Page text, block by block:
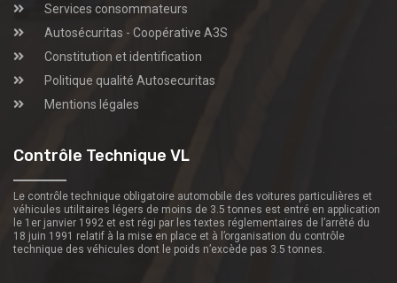
Services consommateurs
Autosécuritas - Coopérative A3S
Constitution et identification
Politique qualité Autosecuritas
Mentions légales
Contrôle Technique VL
Le contrôle technique obligatoire automobile des voitures particulières et
véhicules utilitaires légers de moins de 3.5 tonnes est entré en application
le 1er janvier 1992 et est régi par les textes réglementaires de l’arrêté du
18 juin 1991 relatif à la mise en place et à l’organisation du contrôle
technique des véhicules dont le poids n’excède pas 3.5 tonnes.